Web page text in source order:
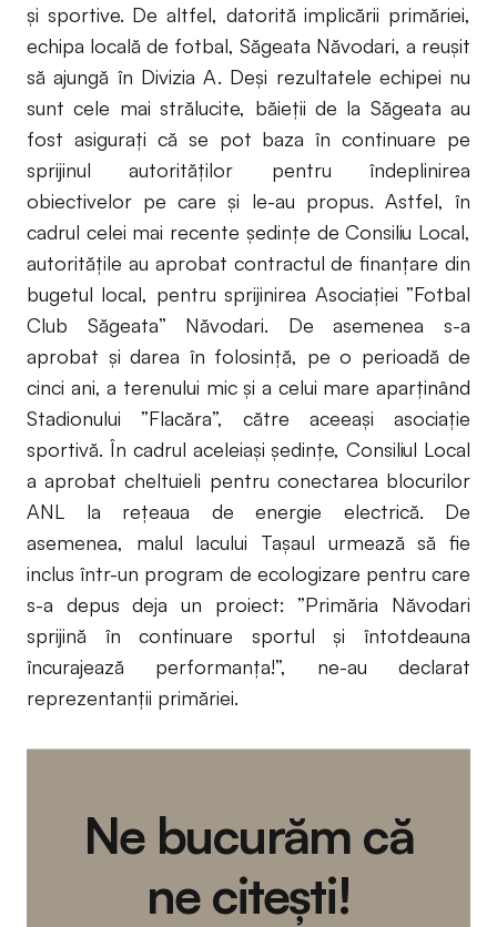
și sportive. De altfel, datorită implicării primăriei,
echipa locală de fotbal, Săgeata Năvodari, a reușit
să ajungă în Divizia A. Deși rezultatele echipei nu
sunt cele mai strălucite, băieții de la Săgeata au
fost asigurați că se pot baza în continuare pe
sprijinul autorităților pentru îndeplinirea
obiectivelor pe care și le-au propus. Astfel, în
cadrul celei mai recente şedinţe de Consiliu Local,
autoritățile au aprobat contractul de finanţare din
bugetul local, pentru sprijinirea Asociaţiei ”Fotbal
Club Săgeata” Năvodari. De asemenea s-a
aprobat şi darea în folosinţă, pe o perioadă de
cinci ani, a terenului mic şi a celui mare aparținând
Stadionului ”Flacăra”, către aceeași asociaţie
sportivă. În cadrul aceleiași ședințe, Consiliul Local
a aprobat cheltuieli pentru conectarea blocurilor
ANL la reţeaua de energie electrică. De
asemenea, malul lacului Taşaul urmează să fie
inclus într-un program de ecologizare pentru care
s-a depus deja un proiect: ”Primăria Năvodari
sprijină în continuare sportul şi întotdeauna
încurajează performanţa!”, ne-au declarat
reprezentanții primăriei.
Ne bucurăm că
ne citești!